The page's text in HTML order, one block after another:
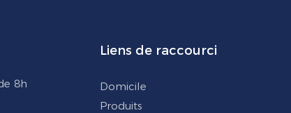
8h
Liens de raccourci
Domicile
Produits